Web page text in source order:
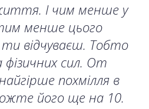
І чим менше у
менше цього
відчуваєш. Тобто
сил. От
похмілля в
його ще на 10.